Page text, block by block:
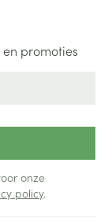
promoties
onze
policy.